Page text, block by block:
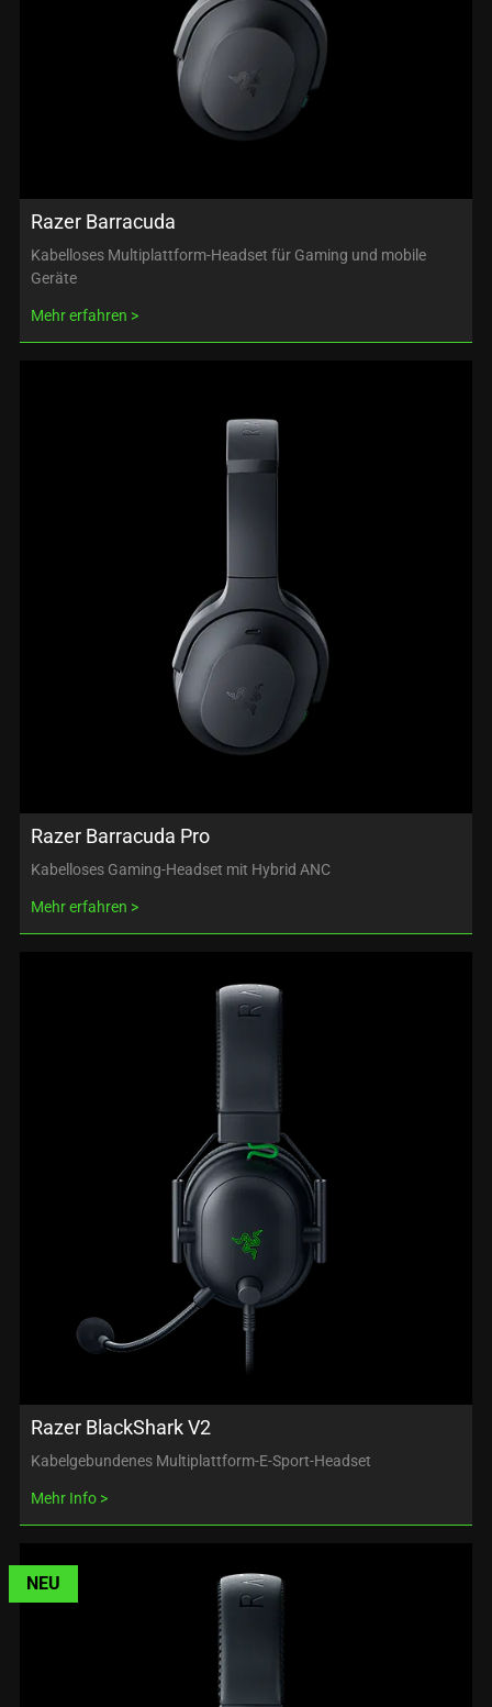
Razer Barracuda
Kabelloses Multiplattform-Headset für Gaming und mobile
Geräte
Mehr erfahren
Razer Barracuda Pro
Kabelloses Gaming-Headset mit Hybrid ANC
Mehr erfahren
Razer BlackShark V2
Kabelgebundenes Multiplattform-E-Sport-Headset
Mehr Info
NEU